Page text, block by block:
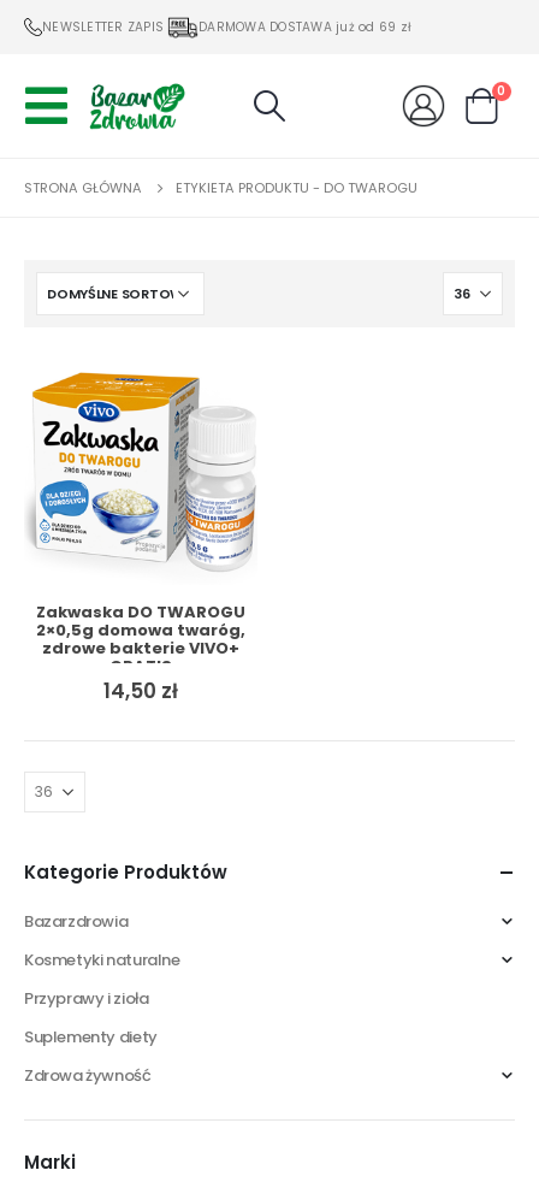
NEWSLETTER ZAPIS DARMOWA DOSTAWA już od 69 zł
0
STRONA GŁÓWNA ETYKIETA PRODUKTU - DO TWAROGU
Zakwaska DO TWAROGU
2×0,5g domowa twaróg,
zdrowe bakterie VIVO+
GRATIS
14,50 zł
Kategorie Produktów
Bazarzdrowia
Kosmetyki naturalne
Przyprawy i zioła
Suplementy diety
Zdrowa żywność
Marki